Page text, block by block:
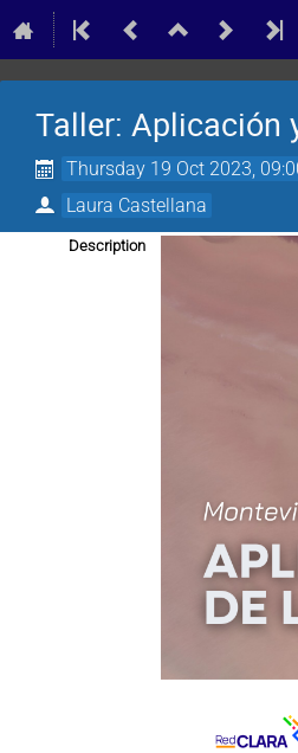
Taller: Aplicación
Thursday 19 Oct 2023,
Laura Castellana
Description